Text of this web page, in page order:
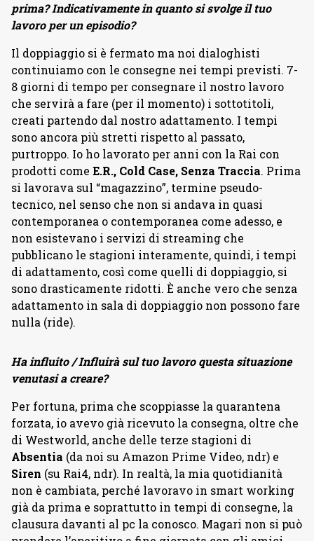
prima? Indicativamente in quanto si svolge il tuo
lavoro per un episodio?
Il doppiaggio si è fermato ma noi dialoghisti
continuiamo con le consegne nei tempi previsti. 7-
8 giorni di tempo per consegnare il nostro lavoro
che servirà a fare (per il momento) i sottotitoli,
creati partendo dal nostro adattamento. I tempi
sono ancora più stretti rispetto al passato,
purtroppo. Io ho lavorato per anni con la Rai con
prodotti come E.R., Cold Case, Senza Traccia. Prima
si lavorava sul “magazzino”, termine pseudo-
tecnico, nel senso che non si andava in quasi
contemporanea o contemporanea come adesso, e
non esistevano i servizi di streaming che
pubblicano le stagioni interamente, quindi, i tempi
di adattamento, così come quelli di doppiaggio, si
sono drasticamente ridotti. È anche vero che senza
adattamento in sala di doppiaggio non possono fare
nulla (ride).
Ha influito / Influirà sul tuo lavoro questa situazione
venutasi a creare?
Per fortuna, prima che scoppiasse la quarantena
forzata, io avevo già ricevuto la consegna, oltre che
di Westworld, anche delle terze stagioni di
Absentia (da noi su Amazon Prime Video, ndr) e
Siren (su Rai4, ndr). In realtà, la mia quotidianità
non è cambiata, perché lavoravo in smart working
già da prima e soprattutto in tempi di consegne, la
clausura davanti al pc la conosco. Magari non si può